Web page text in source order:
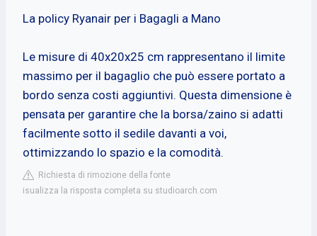
La policy Ryanair per i Bagagli a Mano
Le misure di 40x20x25 cm rappresentano il limite
massimo per il bagaglio che può essere portato a
bordo senza costi aggiuntivi. Questa dimensione è
pensata per garantire che la borsa/zaino si adatti
facilmente sotto il sedile davanti a voi,
ottimizzando lo spazio e la comodità.
Richiesta di rimozione della fonte
isualizza la risposta completa su studioarch.com